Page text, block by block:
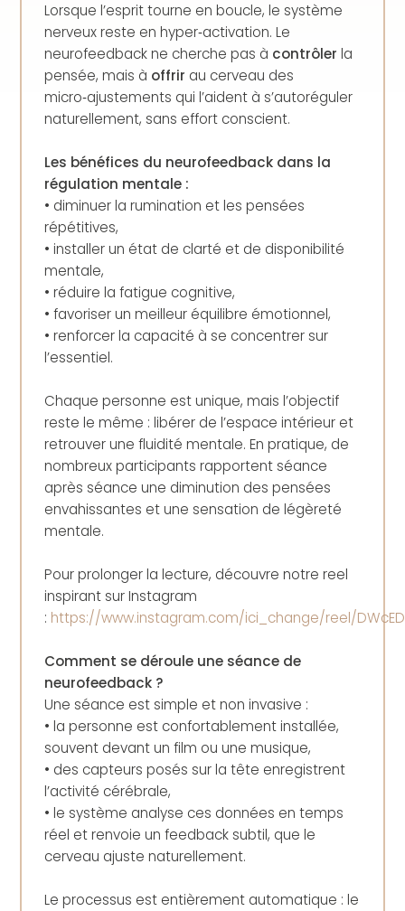
Lorsque l’esprit tourne en boucle, le système
nerveux reste en hyper‑activation. Le
neurofeedback ne cherche pas à contrôler la
pensée, mais à offrir au cerveau des
micro‑ajustements qui l’aident à s’autoréguler
naturellement, sans effort conscient.
Les bénéfices du neurofeedback dans la
régulation mentale :
• diminuer la rumination et les pensées
répétitives,
• installer un état de clarté et de disponibilité
mentale,
• réduire la fatigue cognitive,
• favoriser un meilleur équilibre émotionnel,
• renforcer la capacité à se concentrer sur
l’essentiel.
Chaque personne est unique, mais l’objectif
reste le même : libérer de l’espace intérieur et
retrouver une fluidité mentale. En pratique, de
nombreux participants rapportent séance
après séance une diminution des pensées
envahissantes et une sensation de légèreté
mentale.
Pour prolonger la lecture, découvre notre reel
inspirant sur Instagram
: https://www.instagram.com/ici_change/reel/
Comment se déroule une séance de
neurofeedback ?
Une séance est simple et non invasive :
• la personne est confortablement installée,
souvent devant un film ou une musique,
• des capteurs posés sur la tête enregistrent
l’activité cérébrale,
• le système analyse ces données en temps
réel et renvoie un feedback subtil, que le
cerveau ajuste naturellement.
Le processus est entièrement automatique : le